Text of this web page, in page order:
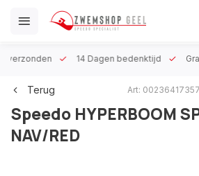
verzonden 14 Dagen bedenktijd
Terug Art: 00236417357
Speedo HYPERBOOM
NAV/RED